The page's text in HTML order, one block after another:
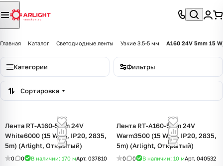
Главная Каталог Светодиодные ленты Узкие 3.5-5 мм A160 24V 5mm 15
Категории Фильтры
Сортировка
Лента RT-A160-5mm 24V
White6000 (15 W/m, IP20, 2835,
5m) (Arlight, Открытый)
0 0 В наличии: 170 мАрт. 037810
Лента RT-A160-5mm 24V
Warm3500 (15 W/m, IP20, 2835,
5m) (Arlight, Открытый)
0 0 В наличии: 10 мАрт. 040532